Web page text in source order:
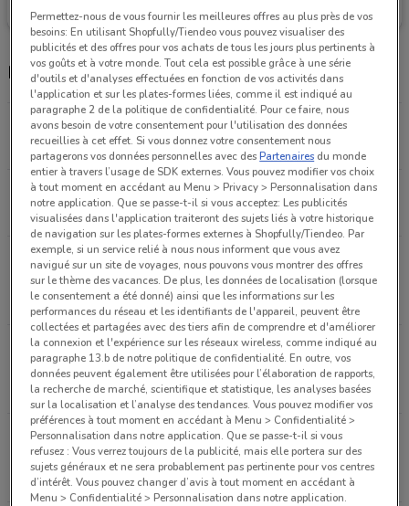
Valable jusqu'au 20/08 4.7 km
Magasins Aubert dans les environs
37-39 Boulevard Gouvion Saint Cyr, Paris
4.7 km
OUVERT
175 Boulevard MacDonald, Paris
5 km
OUVERT
1 Cité de la Vache Noire, Centre commercial de la
Vache Noire Arcueil
5.4 km
OUVERT
Place de l'Europe, Centre commercial BERCY 2 Ivry-
sur-seine
5.4 km
OUVERT
16 Avenue de la Porte des Lilas, A coté de la
Grande Récré Paris
5.5 km
OUVERT
Permettez-nous de vous fournir les meilleures offres au plus près de vos
besoins: En utilisant Shopfully/Tiendeo vous pouvez visualiser des
publicités et des offres pour vos achats de tous les jours plus pertinents à
vos goûts et à votre monde. Tout cela est possible grâce à une série
d'outils et d'analyses effectuées en fonction de vos activités dans
l'application et sur les plates-formes liées, comme il est indiqué au
paragraphe 2 de la politique de confidentialité. Pour ce faire, nous
avons besoin de votre consentement pour l'utilisation des données
recueillies à cet effet. Si vous donnez votre consentement nous
partagerons vos données personnelles avec desPartenaires du monde
entier à travers l’usage de SDK externes. Vous pouvez modifier vos choix
à tout moment en accédant au Menu > Privacy > Personnalisation dans
notre application. Que se passe-t-il si vous acceptez: Les publicités
visualisées dans l'application traiteront des sujets liés à votre historique
de navigation sur les plates-formes externes à Shopfully/Tiendeo. Par
exemple, si un service relié à nous nous informent que vous avez
navigué sur un site de voyages, nous pouvons vous montrer des offres
sur le thème des vacances. De plus, les données de localisation (lorsque
le consentement a été donné) ainsi que les informations sur les
performances du réseau et les identifiants de l'appareil, peuvent être
collectées et partagées avec des tiers afin de comprendre et d'améliorer
la connexion et l'expérience sur les réseaux wireless, comme indiqué au
paragraphe 13.b de notre politique de confidentialité. En outre, vos
données peuvent également être utilisées pour l’élaboration de rapports,
la recherche de marché, scientifique et statistique, les analyses basées
sur la localisation et l’analyse des tendances. Vous pouvez modifier vos
préférences à tout moment en accédant à Menu > Confidentialité >
Personnalisation dans notre application. Que se passe-t-il si vous
refusez : Vous verrez toujours de la publicité, mais elle portera sur des
sujets généraux et ne sera probablement pas pertinente pour vos centres
d’intérêt. Vous pouvez changer d’avis à tout moment en accédant à
Menu > Confidentialité > Personnalisation dans notre application.